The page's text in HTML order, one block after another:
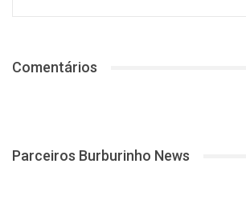
Comentários
Parceiros Burburinho News